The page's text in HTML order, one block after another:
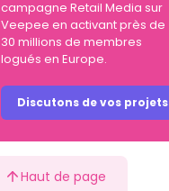
campagne Retail Media sur
Veepee en activant près de
30 millions de membres
logués en Europe.
Discutons de vos projets
Haut de page